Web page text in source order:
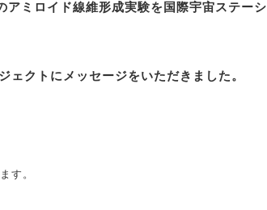
ミロイド線維形成実験を国際宇宙ステーシ
クトにメッセージをいただきました。
す。